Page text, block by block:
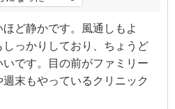
ど静かです。風通しもよ
っかりしており、ちょうど
です。目の前がファミリー
末もやっているクリニック